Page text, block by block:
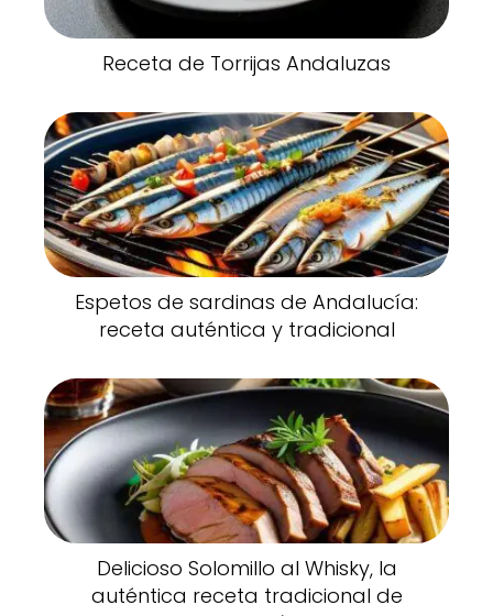
Receta de Torrijas Andaluzas
Espetos de sardinas de Andalucía:
receta auténtica y tradicional
Delicioso Solomillo al Whisky, la
auténtica receta tradicional de